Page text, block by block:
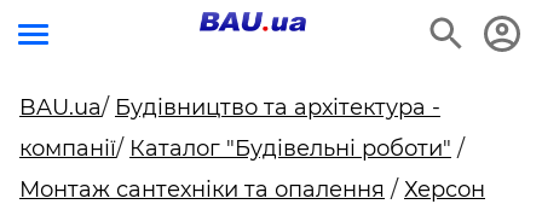
BAU.ua/ Будівництво та архітектура -
компанії/ Каталог "Будівельні роботи" /
Монтаж сантехніки та опалення / Херсон